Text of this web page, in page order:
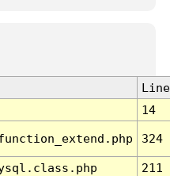
Line
14
324
211